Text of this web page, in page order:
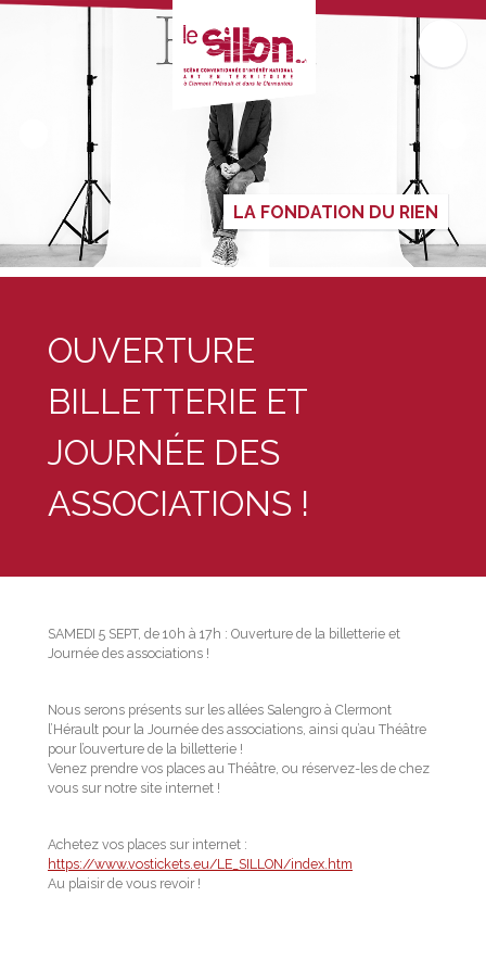
LA FONDATION DU RIEN
OUVERTURE
BILLETTERIE ET
JOURNÉE DES
ASSOCIATIONS !
SAMEDI 5 SEPT, de 10h à 17h : Ouverture de la billetterie et
Journée des associations !
Nous serons présents sur les allées Salengro à Clermont
l’Hérault pour la Journée des associations, ainsi qu’au Théâtre
pour l’ouverture de la billetterie !
Venez prendre vos places au Théâtre, ou réservez-les de chez
vous sur notre site internet !
Achetez vos places sur internet :
https://www.vostickets.eu/LE_SILLON/index.htm
Au plaisir de vous revoir !